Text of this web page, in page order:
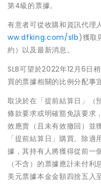
第4級的票據。
有意者可從收購和資訊代理
ww.dfking.com/slb)獲取
約）以及最新消息。
SLB可望於2022年12月6日
買的票據相關的比例分配事宜
取決於在「提前結算日」（
條款要求或明確豁免該要求
效應賣（且未有效撤回）並
「提前結算日」購買。除
據，其持有人將獲得從前一
（不含）的票據應計未付
美元票據本金金額四捨五入